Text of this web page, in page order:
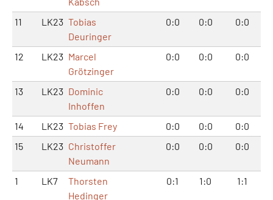
11
LK23 Tobias
Deuringer
0:0 0:0 0:0
12 LK23 Marcel
Grötzinger
0:0 0:0 0:0
13 LK23 Dominic
Inhoffen
0:0 0:0 0:0
14 LK23 Tobias Frey 0:0 0:0
0:0
15
LK23 Christoffer
Neumann
0:0 0:0 0:0
1 LK7
Thorsten
Hedinger
0:1 1:0 1:1